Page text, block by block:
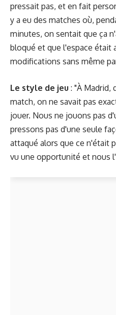
pressait pas, et en fait
y a eu des matches où,
minutes, on sentait que ça
bloqué et que l'espace était
modifications sans même
Le style de jeu : "À Madrid,
match, on ne savait pas
jouer. Nous ne jouons pas
pressons pas d'une seule
attaqué alors que ce n'était
vu une opportunité et nous